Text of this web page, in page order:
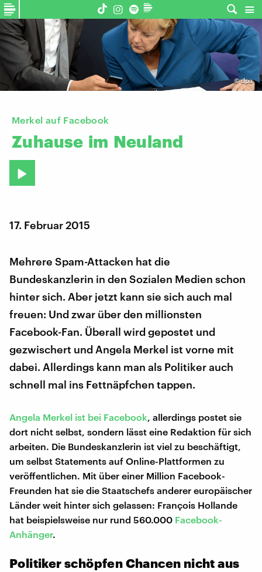
©dpa
​Merkel auf Facebook
Zuhause im Neuland
17. Februar 2015
Mehrere Spam-Attacken hat die
Bundeskanzlerin in den Sozialen Medien schon
hinter sich. Aber jetzt kann sie sich auch mal
freuen: Und zwar über den millionsten
Facebook-Fan. Überall wird gepostet und
gezwischert und Angela Merkel ist vorne mit
dabei. Allerdings kann man als Politiker auch
schnell mal ins Fettnäpfchen tappen.
Angela Merkel ist bei Facebook , allerdings postet sie
dort nicht selbst, sondern lässt eine Redaktion für sich
arbeiten. Die Bundeskanzlerin ist viel zu beschäftigt,
um selbst Statements auf Online-Plattformen zu
veröffentlichen. Mit über einer Million Facebook-
Freunden hat sie die Staatschefs anderer europäischer
Länder weit hinter sich gelassen: François Hollande
hat beispielsweise nur rund 560.000 Facebook-
Anhänger.
Politiker schöpfen Chancen nicht aus